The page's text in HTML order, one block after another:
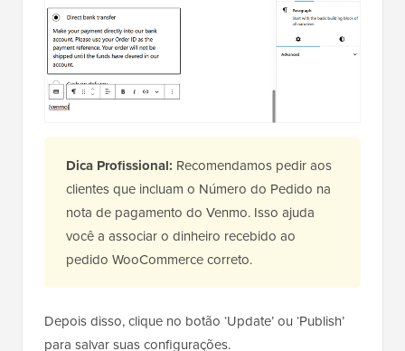
Dica Profissional: Recomendamos pedir aos
clientes que incluam o Número do Pedido na
nota de pagamento do Venmo. Isso ajuda
você a associar o dinheiro recebido ao
pedido WooCommerce correto.
Depois disso, clique no botão ‘Update’ ou ‘Publish’
para salvar suas configurações.